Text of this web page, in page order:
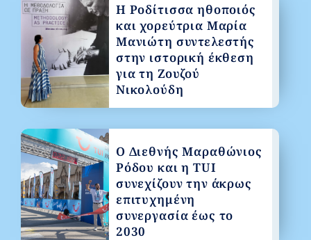
Η Ροδίτισσα ηθοποιός
και χορεύτρια Μαρία
Μανιώτη συντελεστής
στην ιστορική έκθεση
για τη Ζουζού
Νικολούδη
Ο Διεθνής Μαραθώνιος
Ρόδου και η TUI
συνεχίζουν την άκρως
επιτυχημένη
συνεργασία έως το
2030